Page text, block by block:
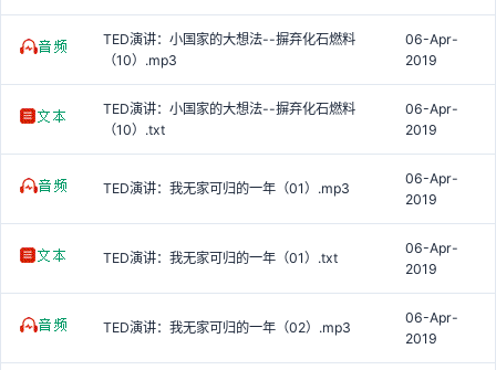
TED演讲：小国家的大想法--摒弃化石燃料
（10）.mp3
06-Apr-
2019
TED演讲：小国家的大想法--摒弃化石燃料
（10）.txt
06-Apr-
2019
TED演讲：我无家可归的一年（01）.mp3
06-Apr-
2019
TED演讲：我无家可归的一年（01）.txt
06-Apr-
2019
TED演讲：我无家可归的一年（02）.mp3
06-Apr-
2019